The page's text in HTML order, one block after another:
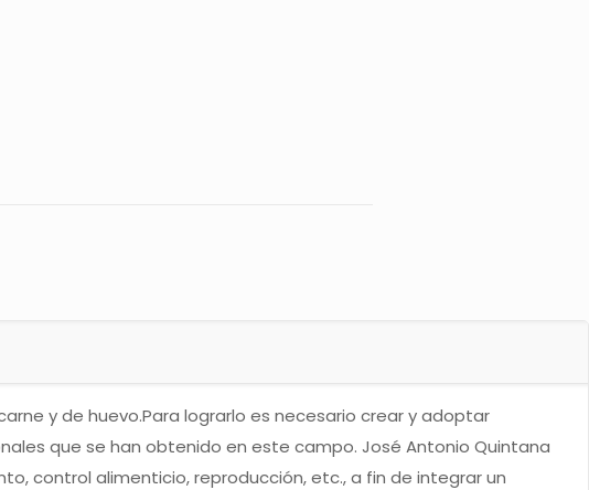
y de huevo.Para lograrlo es necesario crear y adoptar
que se han obtenido en este campo. José Antonio Quintana
control alimenticio, reproducción, etc., a fin de integrar un